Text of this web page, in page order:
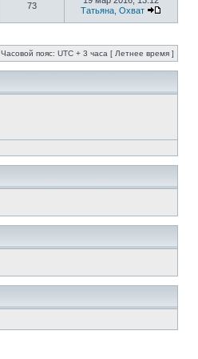
73
Татьяна, Охват
Часовой пояс: UTC + 3 часа [ Летнее время ]